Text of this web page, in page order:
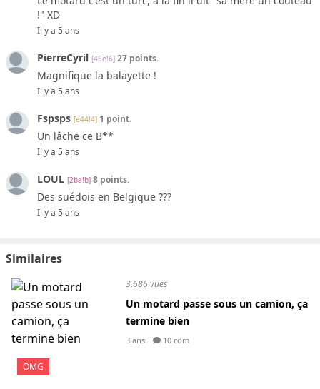
!" XD
Il y a 5 ans
PierreCyril [46e!6] 27 points.
Magnifique la balayette !
Il y a 5 ans
Fspsps [e44!4] 1 point.
Un lâche ce B**
Il y a 5 ans
LOUL [2ba!b] 8 points.
Des suédois en Belgique ???
Il y a 5 ans
Similaires
OMG
3,686 vues
Un motard passe sous un camion, ça
termine bien
3 ans 10 com